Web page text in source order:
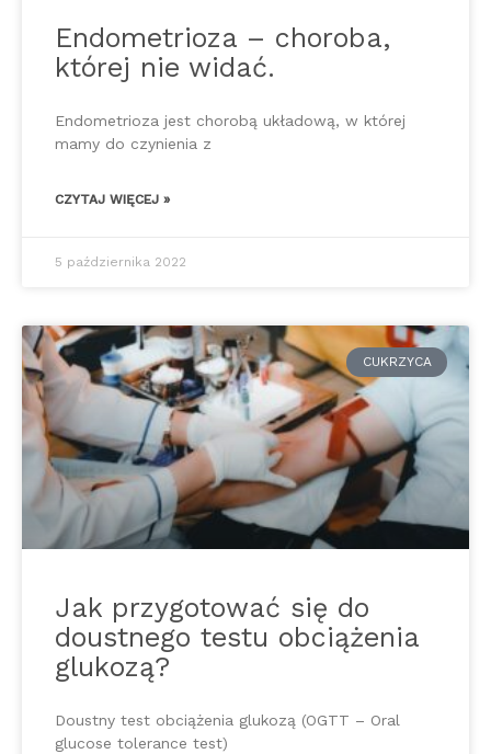
Endometrioza – choroba,
której nie widać.
Endometrioza jest chorobą układową, w której
mamy do czynienia z
CZYTAJ WIĘCEJ »
5 października 2022
CUKRZYCA
Jak przygotować się do
doustnego testu obciążenia
glukozą?
Doustny test obciążenia glukozą (OGTT – Oral
glucose tolerance test)